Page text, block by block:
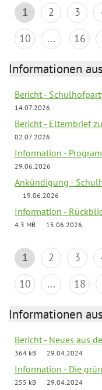
1 2 3
10
... 16
Informationen
Bericht -
14.07.2026
Bericht - Elternbrief
02.07.2026
Information -
29.06.2026
Ankündigung -
19.06.2026
Information -
4.3 MB
15.06.2026
1 2 3
10
... 18
Informationen
Bericht - Neues aus
364 kB
29.04.2024
Information - Die
255 kB
29.04.2024